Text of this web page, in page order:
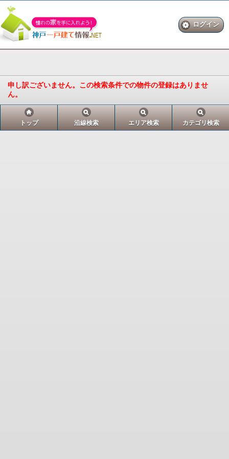
ログイン
申し訳ございません。この検索条件での物件の登録はありませ
ん。
トップ 沿線検索 エリア検索 カテゴリ検索